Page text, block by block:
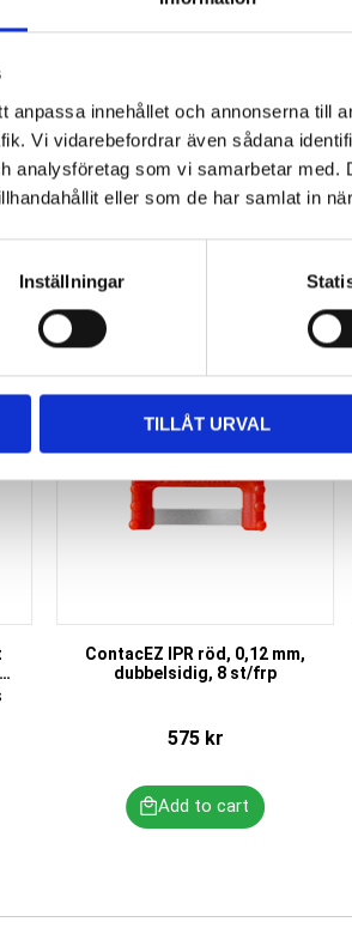
anpassa innehållet och annonserna till
Vi vidarebefordrar även sådana
analysföretag som vi samarbetar
eller som de har samlat in
Inställningar
TILLÅT URVAL
Add to favorites
ContacEZ IPR röd, 0,12 mm,
dubbelsidig, 8 st/frp
575kr
Add